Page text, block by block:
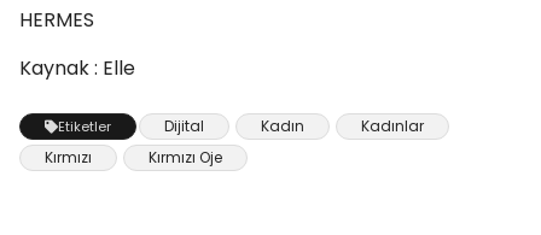
HERMES
Kaynak : Elle
Etiketler Dijital Kadın
Kadınlar
Kırmızı
Kırmızı Oje